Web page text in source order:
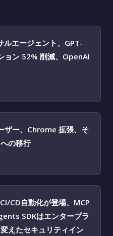
エージェント、GPT-
ョン 52% 削減、OpenAI
ザー、Chrome 拡張、そ
の移行
CD自動化が登場、MCP
SDKはエンタープラ
えたセキュリティイン